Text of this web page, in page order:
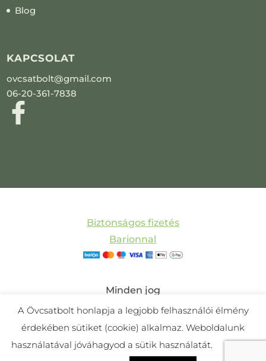
Blog
KAPCSOLAT
ovcsatbolt@gmail.com
06-20-361-7838
Biztonságos fizetés
Barionnal
Minden jog
fenntartva! © 2011-
2025 Övcsatbolt |
Készítette: Mira
Webdesign és
A Övcsatbolt honlapja a legjobb felhasználói élmény
érdekében sütiket (cookie) alkalmaz. Weboldalunk
használatával jóváhagyod a sütik használatát.
Cookie